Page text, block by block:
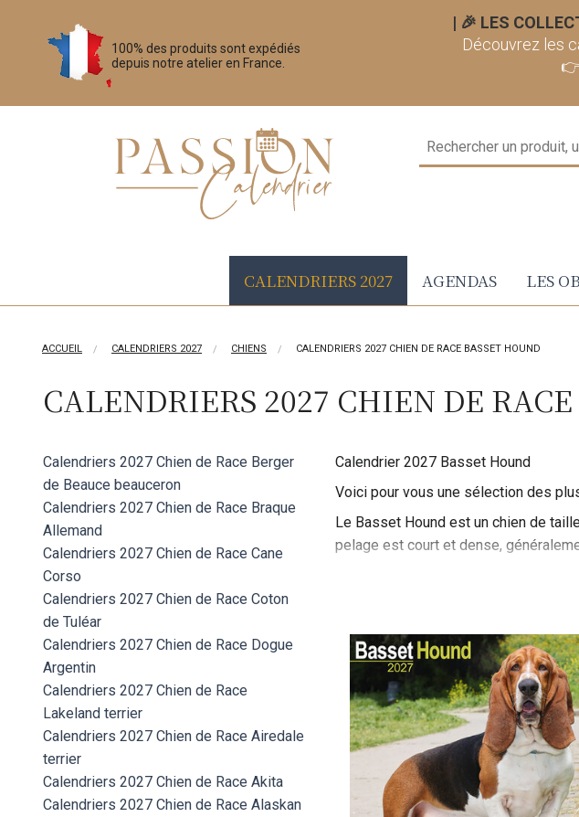
100% des produits sont expédiés
depuis notre atelier en France.
| 🎉 LES
Découvrez les
CALENDRIERS 2027 AGENDAS LES
ACCUEIL CALENDRIERS 2027 CHIENS CALENDRIERS 2027 CHIEN DE RACE BASSET HOUND
CALENDRIERS 2027 CHIEN DE
Calendriers 2027 Chien de Race Berger
de Beauce beauceron
Calendriers 2027 Chien de Race Braque
Allemand
Calendriers 2027 Chien de Race Cane
Corso
Calendriers 2027 Chien de Race Coton
de Tuléar
Calendriers 2027 Chien de Race Dogue
Argentin
Calendriers 2027 Chien de Race
Lakeland terrier
Calendriers 2027 Chien de Race Airedale
terrier
Calendriers 2027 Chien de Race Akita
Calendriers 2027 Chien de Race Alaskan
Calendrier 2027 Basset Hound
Voici pour vous une sélection des
Le Basset Hound est un chien de
pelage est court et dense,
Ce chien est célèbre pour ses
promenades pour satisfaire son